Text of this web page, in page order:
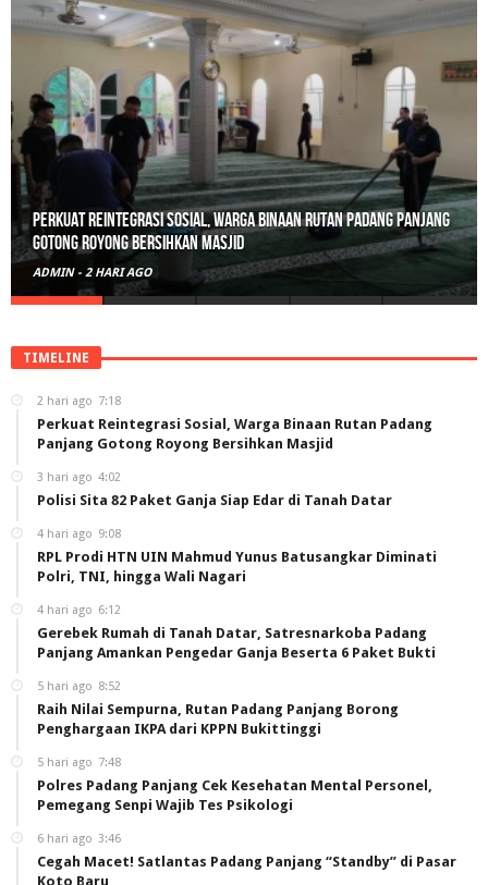
Perkuat Reintegrasi Sosial, Warga Binaan Rutan Padang Panjang
Gotong Royong Bersihkan Masjid
ADMIN - 2 HARI AGO
TIMELINE
2 hari ago 7:18
Perkuat Reintegrasi Sosial, Warga Binaan Rutan Padang
Panjang Gotong Royong Bersihkan Masjid
3 hari ago 4:02
Polisi Sita 82 Paket Ganja Siap Edar di Tanah Datar
4 hari ago 9:08
RPL Prodi HTN UIN Mahmud Yunus Batusangkar Diminati
Polri, TNI, hingga Wali Nagari
4 hari ago 6:12
Gerebek Rumah di Tanah Datar, Satresnarkoba Padang
Panjang Amankan Pengedar Ganja Beserta 6 Paket Bukti
5 hari ago 8:52
Raih Nilai Sempurna, Rutan Padang Panjang Borong
Penghargaan IKPA dari KPPN Bukittinggi
5 hari ago 7:48
Polres Padang Panjang Cek Kesehatan Mental Personel,
Pemegang Senpi Wajib Tes Psikologi
6 hari ago 3:46
Cegah Macet! Satlantas Padang Panjang “Standby” di Pasar
Koto Baru